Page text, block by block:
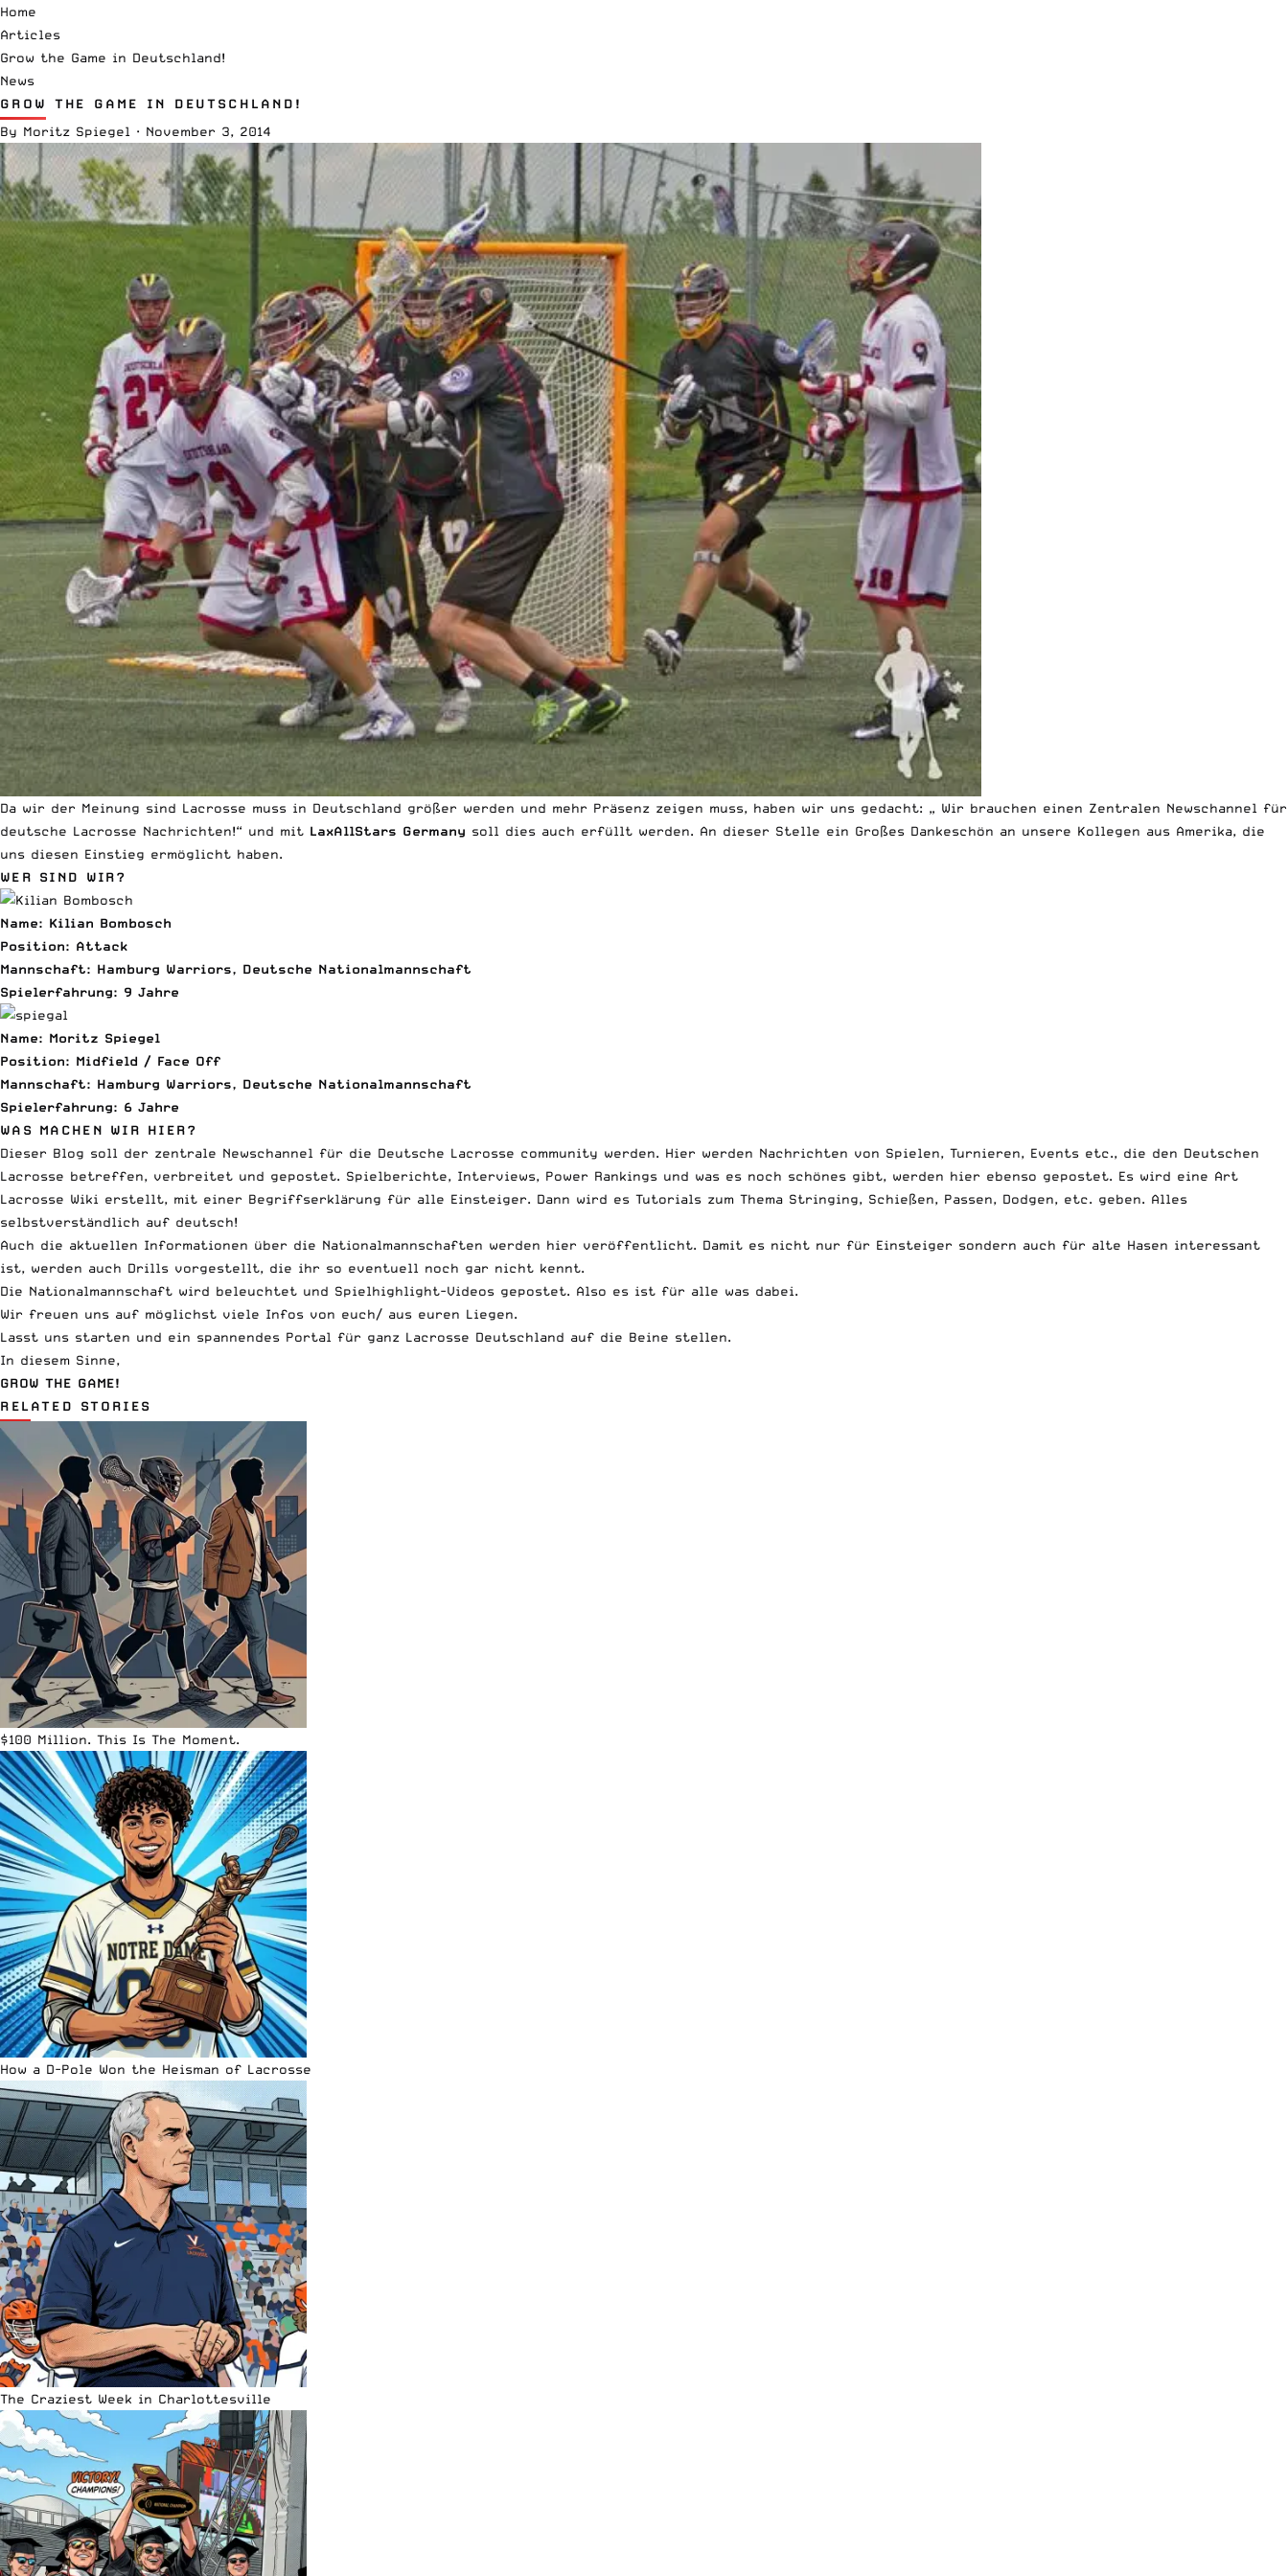
Home
Articles
Grow the Game in Deutschland!
News
GROW THE GAME IN DEUTSCHLAND!
By Moritz Spiegel · November 3, 2014
Da wir der Meinung sind Lacrosse muss in Deutschland größer werden und mehr Präsenz zeigen muss, haben wir uns gedacht: „ Wir brauchen einen Zentralen Newschannel für
deutsche Lacrosse Nachrichten!“ und mit LaxAllStars Germany soll dies auch erfüllt werden. An dieser Stelle ein Großes Dankeschön an unsere Kollegen aus Amerika, die
uns diesen Einstieg ermöglicht haben.
WER SIND WIR?
Name: Kilian Bombosch
Position: Attack
Mannschaft: Hamburg Warriors, Deutsche Nationalmannschaft
Spielerfahrung: 9 Jahre
Name: Moritz Spiegel
Position: Midfield / Face Off
Mannschaft: Hamburg Warriors, Deutsche Nationalmannschaft
Spielerfahrung: 6 Jahre
WAS MACHEN WIR HIER?
Dieser Blog soll der zentrale Newschannel für die Deutsche Lacrosse community werden. Hier werden Nachrichten von Spielen, Turnieren, Events etc., die den Deutschen
Lacrosse betreffen, verbreitet und gepostet. Spielberichte, Interviews, Power Rankings und was es noch schönes gibt, werden hier ebenso gepostet. Es wird eine Art
Lacrosse Wiki erstellt, mit einer Begriffserklärung für alle Einsteiger. Dann wird es Tutorials zum Thema Stringing, Schießen, Passen, Dodgen, etc. geben. Alles
selbstverständlich auf deutsch!
Auch die aktuellen Informationen über die Nationalmannschaften werden hier veröffentlicht. Damit es nicht nur für Einsteiger sondern auch für alte Hasen interessant
ist, werden auch Drills vorgestellt, die ihr so eventuell noch gar nicht kennt.
Die Nationalmannschaft wird beleuchtet und Spielhighlight-Videos gepostet. Also es ist für alle was dabei.
Wir freuen uns auf möglichst viele Infos von euch/ aus euren Liegen.
Lasst uns starten und ein spannendes Portal für ganz Lacrosse Deutschland auf die Beine stellen.
In diesem Sinne,
GROW THE GAME!
RELATED STORIES
$100 Million. This Is The Moment.
How a D-Pole Won the Heisman of Lacrosse
The Craziest Week in Charlottesville